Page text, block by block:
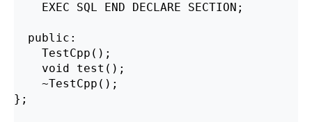
    EXEC SQL END DECLARE SECTION;
  public:
    TestCpp();
    void test();
    ~TestCpp();
};